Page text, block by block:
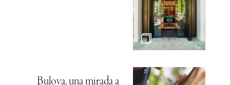
Bulova, una mirada a